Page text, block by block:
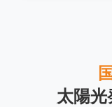
国
太陽光